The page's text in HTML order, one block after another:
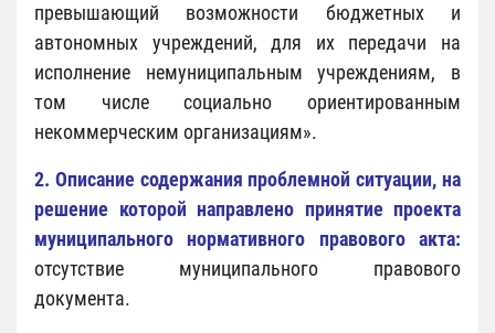
превышающий возможности бюджетных и
автономных учреждений, для их передачи на
исполнение немуниципальным учреждениям, в
том числе социально ориентированным
некоммерческим организациям».
2. Описание содержания проблемной ситуации, на
решение которой направлено принятие проекта
муниципального нормативного правового акта:
отсутствие муниципального правового
документа.